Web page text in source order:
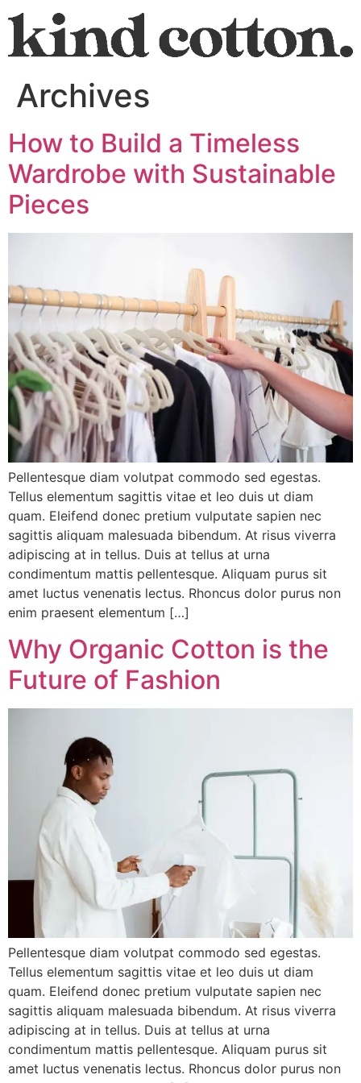
Archives
How to Build a Timeless
Wardrobe with Sustainable
Pieces
Pellentesque diam volutpat commodo sed egestas.
Tellus elementum sagittis vitae et leo duis ut diam
quam. Eleifend donec pretium vulputate sapien nec
sagittis aliquam malesuada bibendum. At risus viverra
adipiscing at in tellus. Duis at tellus at urna
condimentum mattis pellentesque. Aliquam purus sit
amet luctus venenatis lectus. Rhoncus dolor purus non
enim praesent elementum […]
Why Organic Cotton is the
Future of Fashion
Pellentesque diam volutpat commodo sed egestas.
Tellus elementum sagittis vitae et leo duis ut diam
quam. Eleifend donec pretium vulputate sapien nec
sagittis aliquam malesuada bibendum. At risus viverra
adipiscing at in tellus. Duis at tellus at urna
condimentum mattis pellentesque. Aliquam purus sit
amet luctus venenatis lectus. Rhoncus dolor purus non